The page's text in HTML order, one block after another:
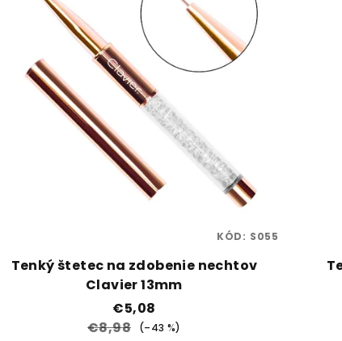
Tenký štetec na zdobenie nechtov
Clavier 13mm
€5,08
€8,98
(–43 %)
KÓD: S055